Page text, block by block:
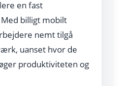
en fast
billigt mobilt
nemt tilgå
uanset hvor de
produktiviteten og